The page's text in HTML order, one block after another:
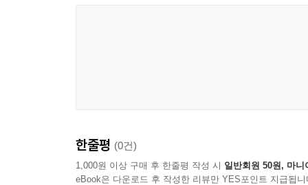
한줄평 (0건)
1,000원 이상 구매 후 한줄평 작성 시 일반회원 50원, 마니
eBook은 다운로드 후 작성한 리뷰만 YES포인트 지급됩니